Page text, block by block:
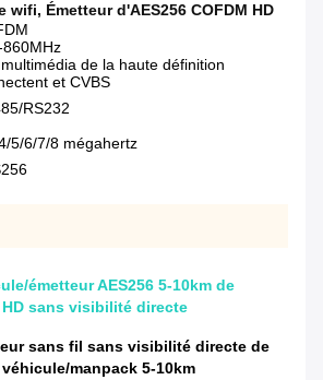
wifi, Émetteur d'AES256 COFDM HD
de la haute définition
et CVBS
RS232
5/6/7/8 mégahertz
émetteur AES256 5-10km de
HD sans visibilité directe
sans fil sans visibilité directe de
manpack 5-10km